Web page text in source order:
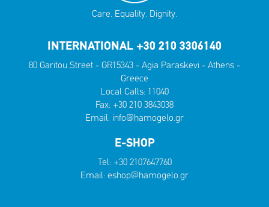
Care. Equality. Dignity.
INTERNATIONAL +30 210 3306140
80 Garitou Street - GR15343 - Agia Paraskevi - Athens -
Greece
Local Calls: 11040
Fax: +30 210 3843038
Email: info@hamogelo.gr
E-SHOP
Tel: +30 2107647760
Email: eshop@hamogelo.gr